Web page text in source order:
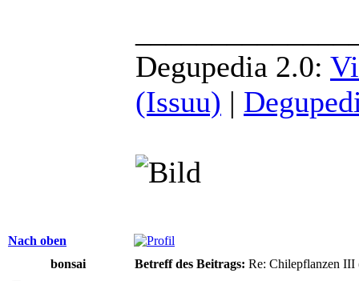
Degupedia 2.0:
(Issuu) |
Nach oben
bonsai
Betreff des Beitrags: Re: Chilepflanzen III